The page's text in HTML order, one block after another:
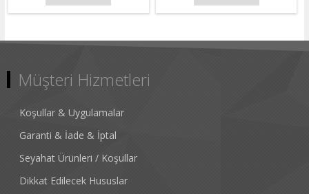
Müşteri Hizmetleri
Koşullar & Uygulamalar
Garanti & İade & İptal
Seyahat Ürünleri / Koşullar
Dikkat Edilecek Hususlar